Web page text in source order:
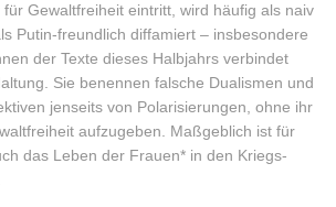
Gewaltfreiheit eintritt, wird häufig als naiv
Putin-freundlich diffamiert – insbesondere
der Texte dieses Halbjahrs verbindet
Sie benennen falsche Dualismen und
jenseits von Polarisierungen, ohne ihr
aufzugeben. Maßgeblich ist für
das Leben der Frauen* in den Kriegs-